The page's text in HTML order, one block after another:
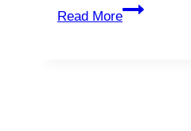
Read More
22bet